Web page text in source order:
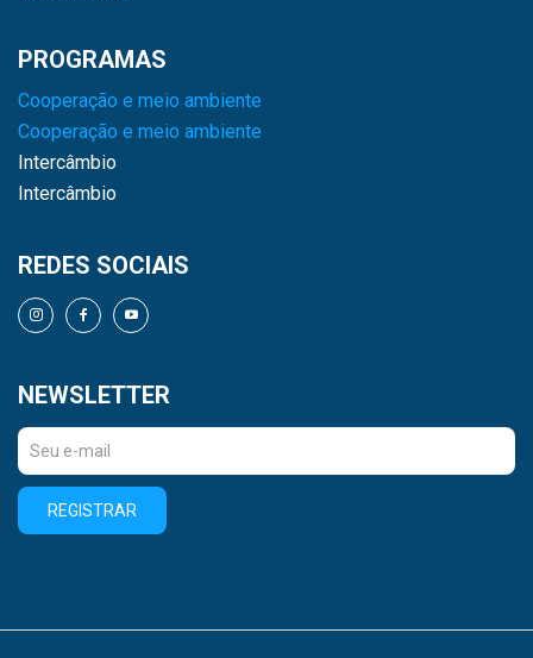
PROGRAMAS
Cooperação e meio ambiente
Cooperação e meio ambiente
Intercâmbio
Intercâmbio
REDES SOCIAIS
NEWSLETTER
REGISTRAR